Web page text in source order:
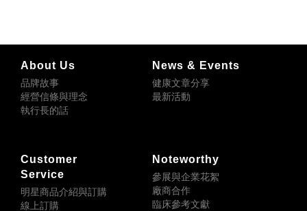
About Us
品牌故事
經營信條與理念
執行長的話
News & Events
健康文章分享
最新活動
Customer
Service
明星商品介紹與訂購
線上訂購
Noteworthy
參展與企業花絮
廠商合作
臨床參考文獻